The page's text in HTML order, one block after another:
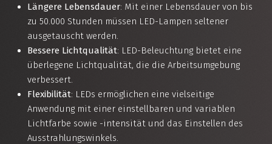
Längere Lebensdauer: Mit einer Lebensdauer von bis
zu 50.000 Stunden müssen LED-Lampen seltener
ausgetauscht werden.
Bessere Lichtqualität: LED-Beleuchtung bietet eine
überlegene Lichtqualität, die die Arbeitsumgebung
verbessert.
Flexibilität: LEDs ermöglichen eine vielseitige
Anwendung mit einer einstellbaren und variablen
Lichtfarbe sowie -intensität und das Einstellen des
Ausstrahlungswinkels.